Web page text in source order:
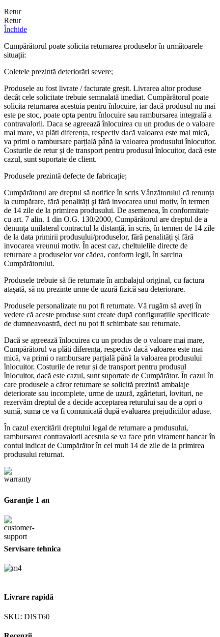
Retur
Retur
Închide
Cumpărătorul poate solicita returnarea produselor în următoarele
situații:
Coletele prezintă deteriorări severe;
Produsele au fost livrate / facturate greșit. Livrarea altor produse
decât cele solicitate trebuie semnalată imediat. Cumpărătorul poate
solicita returnarea acestuia pentru înlocuire, iar dacă produsul nu mai
este pe stoc, poate opta pentru înlocuire sau rambursarea integrală a
contravalorii. Daca se agreează înlocuirea cu un produs de o valoare
mai mare, va plăti diferența, respectiv dacă valoarea este mai mică,
va primi o rambursare parțială până la valoarea produsului înlocuitor.
Costurile de retur și de transport pentru produsul înlocuitor, dacă este
cazul, sunt suportate de client.
Produsele prezintă defecte de fabricație;
Cumpărătorul are dreptul să notifice în scris Vânzătorului că renunța
la cumpărare, fără penalități şi fără invocarea unui motiv, în termen
de 14 zile de la primirea produsului. De asemenea, în conformitate
cu art. 7 alin. 1 din O.G. 130/2000, Cumpărătorul are dreptul de a
denunța unilateral contractul la distanță, în scris, în termen de 14 zile
de la data primirii produsului/produselor, fără penalități și fără
invocarea vreunui motiv. În acest caz, cheltuielile directe de
returnare a produselor vor cădea, conform legii, în sarcina
Cumpărătorului.
Produsele trebuie să fie returnate în ambalajul original, cu factura
atașată, să nu prezinte urme de uzură fizică sau deteriorare.
Produsele personalizate nu pot fi returnate. Vă rugăm să aveți în
vedere că aceste produse sunt create după configurațiile specificate
de dumneavoastră, deci nu pot fi schimbate sau returnate.
Dacă se agreează înlocuirea cu un produs de o valoare mai mare,
Cumpărătorul va plăti diferența, respectiv dacă valoarea este mai
mică, va primi o rambursare parțială până la valoarea produsului
înlocuitor. Costurile de retur și de transport pentru produsul
înlocuitor, dacă este cazul, sunt suportate de Cumpărător. În cazul în
care produsele a căror returnare se solicită prezintă ambalaje
deteriorate sau incomplete, urme de uzură, zgârieturi, lovituri, ne
rezervăm dreptul de a decide acceptarea returului sau de a opri o
sumă, suma ce va fi comunicată după evaluarea prejudiciilor aduse.
În cazul exercitării dreptului legal de returnare a produsului,
rambursarea contravalorii acestuia se va face prin virament bancar în
contul indicat de Cumpărător în cel mult 14 de zile de la primirea
produsului returnat.
Garanție 1 an
Servisare tehnica
Livrare rapidă
SKU: DIST60